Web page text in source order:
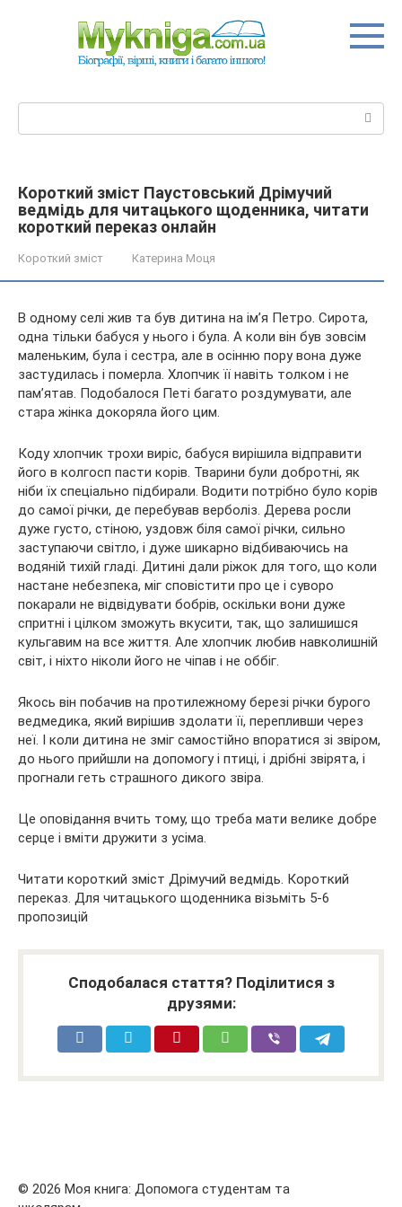
Короткий зміст Паустовський Дрімучий
ведмідь для читацького щоденника, читати
короткий переказ онлайн
Короткий зміст Катерина Моця
В одному селі жив та був дитина на ім’я Петро. Сирота,
одна тільки бабуся у нього і була. А коли він був зовсім
маленьким, була і сестра, але в осінню пору вона дуже
застудилась і померла. Хлопчик її навіть толком і не
пам’ятав. Подобалося Петі багато роздумувати, але
стара жінка докоряла його цим.
Коду хлопчик трохи виріс, бабуся вирішила відправити
його в колгосп пасти корів. Тварини були добротні, як
ніби їх спеціально підбирали. Водити потрібно було корів
до самої річки, де перебував верболіз. Дерева росли
дуже густо, стіною, уздовж біля самої річки, сильно
заступаючи світло, і дуже шикарно відбиваючись на
водяній тихій гладі. Дитині дали ріжок для того, що коли
настане небезпека, міг сповістити про це і суворо
покарали не відвідувати бобрів, оскільки вони дуже
спритні і цілком зможуть вкусити, так, що залишишся
кульгавим на все життя. Але хлопчик любив навколишній
світ, і ніхто ніколи його не чіпав і не оббіг.
Якось він побачив на протилежному березі річки бурого
ведмедика, який вирішив здолати її, перепливши через
неї. І коли дитина не зміг самостійно впоратися зі звіром,
до нього прийшли на допомогу і птиці, і дрібні звірята, і
прогнали геть страшного дикого звіра.
Це оповідання вчить тому, що треба мати велике добре
серце і вміти дружити з усіма.
Читати короткий зміст Дрімучий ведмідь. Короткий
переказ. Для читацького щоденника візьміть 5-6
пропозицій
Сподобалася стаття? Поділитися з
друзями:
© 2026 Моя книга: Допомога студентам та